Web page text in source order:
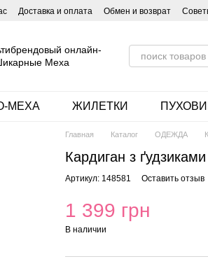
Доставка и оплата Обмен и возврат
МЕХА ЖИЛЕТКИ
Главная Каталог ОДЕЖДА
Кардиган з
Артикул: 148581 Оставить отзыв
1 399 грн
В наличии